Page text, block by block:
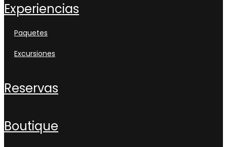
experiencias
paquetes
excursiones
reservas
boutique